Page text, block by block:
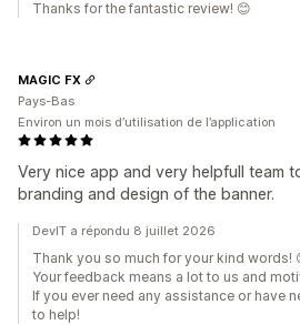
Thanks for the fantastic review! 😊
Very nice app and very helpfull team
branding and design of the banner.
MAGIC FX
Pays-Bas
Environ un mois d’utilisation de l’application
DevIT a répondu 8 juillet 2026
Thank you so much for your kind words!
Your feedback means a lot to us and
If you ever need any assistance or have
to help!